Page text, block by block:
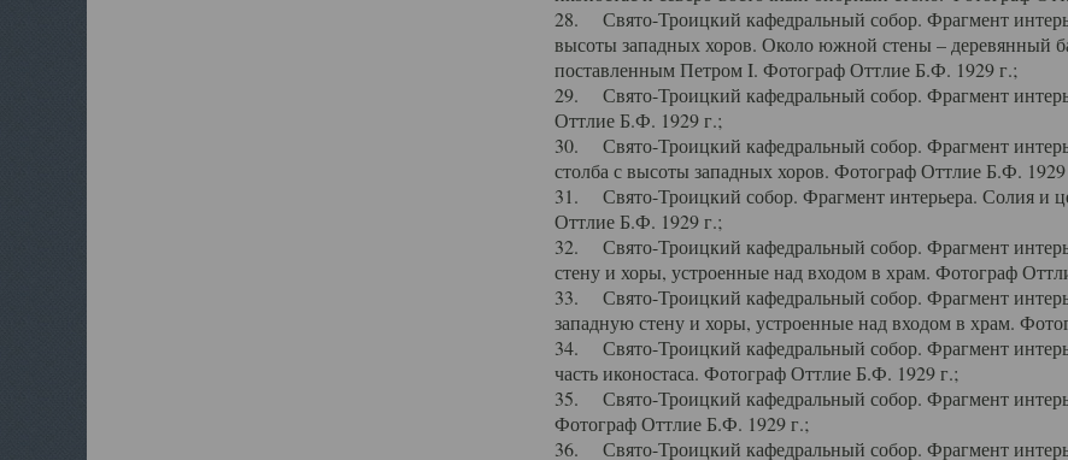
28. Свято-Троицкий кафедральный собор. Фрагмент
высоты западных хоров. Около южной стены – деревянный
поставленным Петром I. Фотограф Оттлие Б.Ф. 1929 г.;
29. Свято-Троицкий кафедральный собор. Фрагмент
Оттлие Б.Ф. 1929 г.;
30. Свято-Троицкий кафедральный собор. Фрагмент
столба с высоты западных хоров. Фотограф Оттлие Б.Ф. 1929
31. Свято-Троицкий собор. Фрагмент интерьера. Солия и
Оттлие Б.Ф. 1929 г.;
32. Свято-Троицкий кафедральный собор. Фрагмент
стену и хоры, устроенные над входом в храм. Фотограф
33. Свято-Троицкий кафедральный собор. Фрагмент
западную стену и хоры, устроенные над входом в храм.
34. Свято-Троицкий кафедральный собор. Фрагмент
часть иконостаса. Фотограф Оттлие Б.Ф. 1929 г.;
35. Свято-Троицкий кафедральный собор. Фрагмент
Фотограф Оттлие Б.Ф. 1929 г.;
36. Свято-Троицкий кафедральный собор. Фрагмент